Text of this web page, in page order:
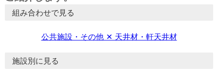
組み合わせで見る
公共施設・その他 ✕ 天井材・軒天井材
施設別に見る